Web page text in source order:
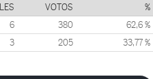
VOTOS %
6 380 62,6 %
3 205 33,77 %